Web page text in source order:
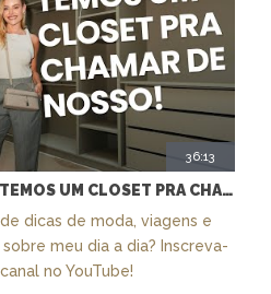
36:13
EP. 6: A SAGA DA CASA - TEMOS UM CLOSET PRA CHAMAR DE NOSSO + MARCENARIA E PAISAGISMO
dicas de moda, viagens e
meu dia a dia? Inscreva-
no YouTube!